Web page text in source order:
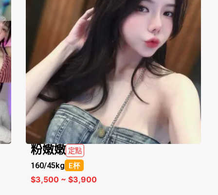
粉嫩嫩 定點
160/45kg E杯
$3,500 ~ $3,900